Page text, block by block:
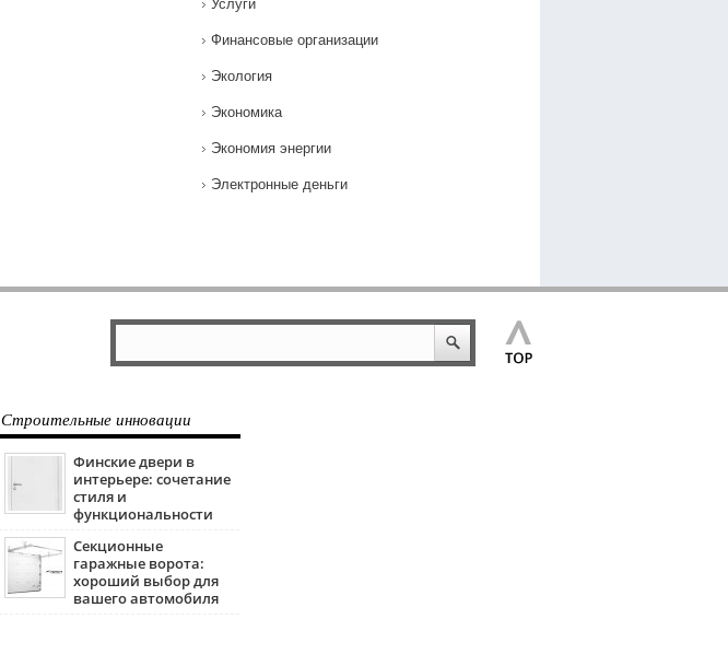
Услуги
Финансовые организации
Экология
Экономика
Экономия энергии
Электронные деньги
Строительные инновации
Финские двери в
интерьере: сочетание
стиля и
функциональности
Секционные
гаражные ворота:
хороший выбор для
вашего автомобиля